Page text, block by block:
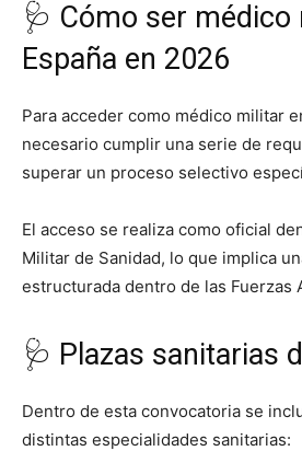
🩺 Cómo ser médico
España en 2026
Para acceder como médico militar
necesario cumplir una serie de
superar un proceso selectivo
El acceso se realiza como oficial
Militar de Sanidad, lo que implica
estructurada dentro de las Fuerzas
🩺 Plazas sanitarias
Dentro de esta convocatoria se
distintas especialidades sanitarias: